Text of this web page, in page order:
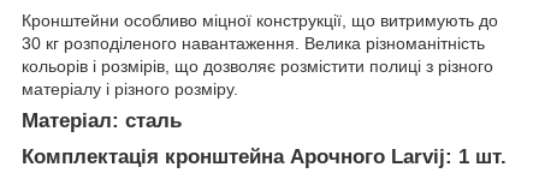
Кронштейни особливо міцної конструкції, що витримують до
30 кг розподіленого навантаження. Велика різноманітність
кольорів і розмірів, що дозволяє розмістити полиці з різного
матеріалу і різного розміру.
Матеріал: сталь
Комплектація кронштейна Арочного Larvij: 1 шт.